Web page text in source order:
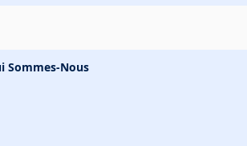
Sommes-Nous